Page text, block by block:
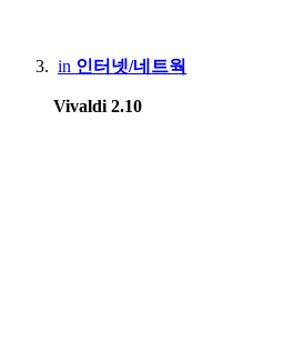
in 인터넷/네트웍
Vivaldi 2.10